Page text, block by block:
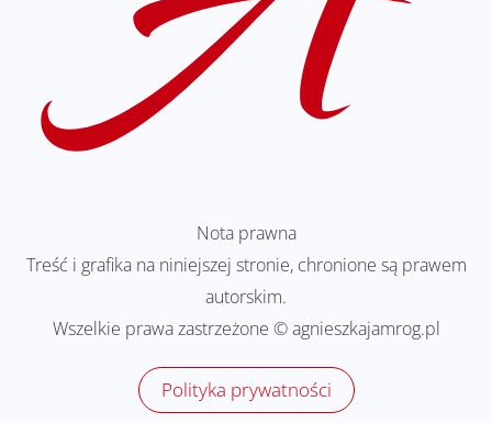
Nota prawna
Treść i grafika na niniejszej stronie, chronione są prawem
autorskim.
Wszelkie prawa zastrzeżone © agnieszkajamrog.pl
Polityka prywatności